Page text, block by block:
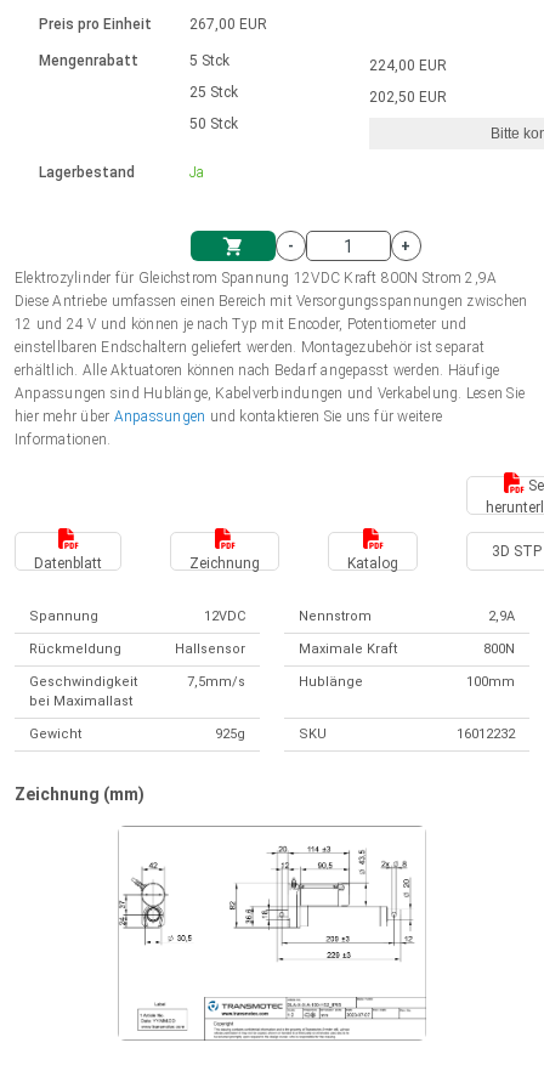
Einheitssystem
Einkaufswagen
Hubmagnete
230 - 50 Hz | 110 - 60 Hz
Drehzahlregelung für die AIS-Serie
Bürstenlose Gleichstrommotoren
mit Planetengetriebe und internem
Ø 28-42| 1-1400 rpm | <= 290Ncm
Bürstenlose DC Motor Controller
Gleichstrommotoren mit
Schneckengetriebe und Bürsten
Ø43-124mm | 31-425rpm | ≤ 41Nm
Treiber für Gleichstrommotoren mit
Synchron-Asynchron | für 1-4 Elektrozylinder
Synchron-Asynchron | für 1-4 Elektrozylinder
Français (EUR)
Polski (EUR)
Norsk (NOK)
Suomi (EUR)
Preis pro Einheit
Mengenrabatt
Lagerbestand
267,00 EUR
5 Stck
25 Stck
50 Stck
Ja
224,00 EUR
202,50 EUR
Bitte
-
+
Elektrozylinder für Gleichstrom Spannung 12VDC Kraft 800N Strom 2,9A
Diese Antriebe umfassen einen Bereich mit Versorgungsspannungen zwischen
12 und 24 V und können je nach Typ mit Encoder, Potentiometer und
einstellbaren Endschaltern geliefert werden. Montagezubehör ist separat
erhältlich. Alle Aktuatoren können nach Bedarf angepasst werden. Häufige
Anpassungen sind Hublänge, Kabelverbindungen und Verkabelung. Lesen Sie
hier mehr über Anpassungen und kontaktieren Sie uns für weitere
Informationen.
Datenblatt Zeichnung Katalog
3D STP
Spannung 12VDC Nennstrom 2,9A
Rückmeldung Hallsensor Maximale Kraft 800N
Geschwindigkeit
bei Maximallast
7,5mm/s Hublänge 100mm
Gewicht 925g SKU 16012232
Zeichnung (mm)